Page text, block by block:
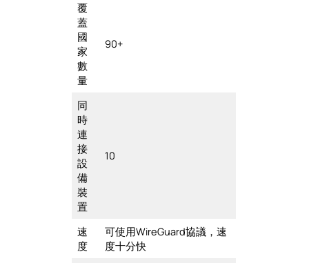
覆
蓋
國
家
數
量
90+
同
時
連
接
設
備
裝
置
10
速
度
可使用WireGuard協議，速
度十分快